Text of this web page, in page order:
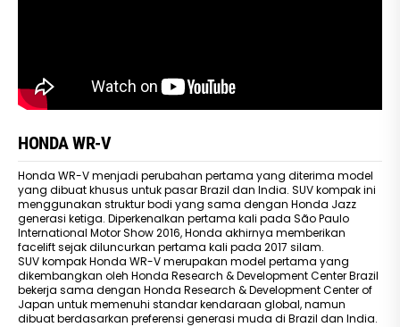
HONDA WR-V
Honda WR-V menjadi perubahan pertama yang diterima model
yang dibuat khusus untuk pasar Brazil dan India. SUV kompak ini
menggunakan struktur bodi yang sama dengan Honda Jazz
generasi ketiga. Diperkenalkan pertama kali pada São Paulo
International Motor Show 2016, Honda akhirnya memberikan
facelift sejak diluncurkan pertama kali pada 2017 silam.
SUV kompak Honda WR-V merupakan model pertama yang
dikembangkan oleh Honda Research & Development Center Brazil
bekerja sama dengan Honda Research & Development Center of
Japan untuk memenuhi standar kendaraan global, namun
dibuat berdasarkan preferensi generasi muda di Brazil dan India.